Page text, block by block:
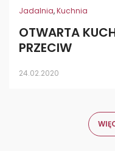
Jadalnia,Kuchnia
OTWARTA
PRZECIW
24.02.2020